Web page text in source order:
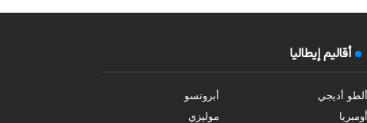
أقاليم إيطاليا
ألطو أديجي
أبروتسو
أومبريا
موليزي